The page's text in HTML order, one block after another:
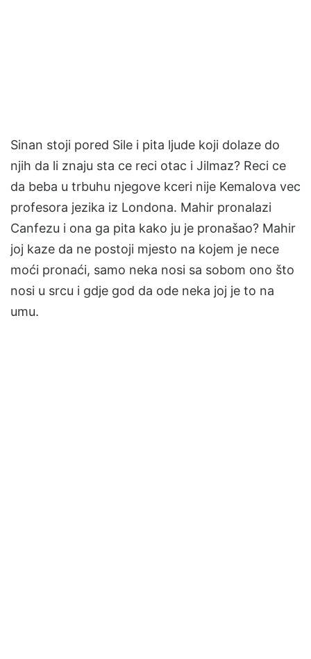
Sinan stoji pored Sile i pita ljude koji dolaze do
njih da li znaju sta ce reci otac i Jilmaz? Reci ce
da beba u trbuhu njegove kceri nije Kemalova vec
profesora jezika iz Londona. Mahir pronalazi
Canfezu i ona ga pita kako ju je pronašao? Mahir
joj kaze da ne postoji mjesto na kojem je nece
moći pronaći, samo neka nosi sa sobom ono što
nosi u srcu i gdje god da ode neka joj je to na
umu.